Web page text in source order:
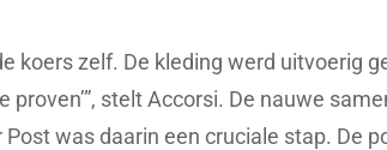
koers zelf. De kleding werd uitvoerig
proven’”, stelt Accorsi. De nauwe
was daarin een cruciale stap. De